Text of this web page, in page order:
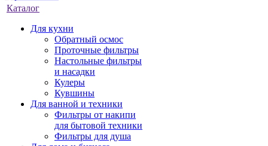
Каталог
Для кухни
Обратный осмос
Проточные фильтры
Настольные фильтры
и насадки
Кулеры
Кувшины
Для ванной и техники
Фильтры от накипи
для бытовой техники
Фильтры для душа